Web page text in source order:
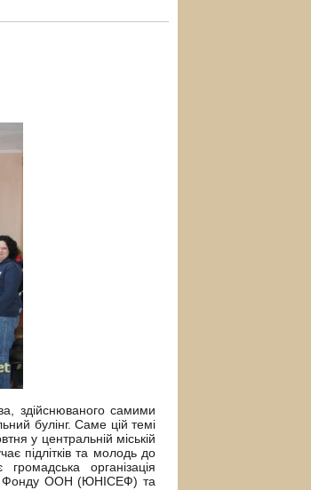
здійснюваного самими
булінг. Саме цій темі
у центральній міській
підлітків та молодь до
організація
Фонду ООН (ЮНІСЕФ) та